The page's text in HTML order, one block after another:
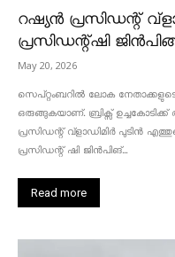
റഷ്യൻ പ്രസിഡന്റ്
പ്രസിഡന്റ്ഷി
May 20, 2026
സെപ്റ്റംബറിൽ ലോക
ഒരുങ്ങുകയാണ്. ബ്രിക്സ്
പ്രസിഡന്റ് വ്‌ളാഡിമിർ പുടിൻ
പ്രസിഡന്റ് ഷി ജിൻപിങ്...
Read more